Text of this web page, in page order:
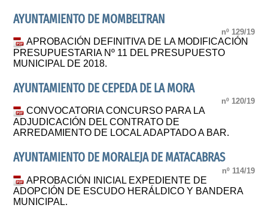
AYUNTAMIENTO DE MOMBELTRAN
nº 129/19
APROBACIÓN DEFINITIVA DE LA MODIFICACIÓN
PRESUPUESTARIA Nº 11 DEL PRESUPUESTO
MUNICIPAL DE 2018.
AYUNTAMIENTO DE CEPEDA DE LA MORA
nº 120/19
CONVOCATORIA CONCURSO PARA LA
ADJUDICACIÓN DEL CONTRATO DE
ARREDAMIENTO DE LOCAL ADAPTADO A BAR.
AYUNTAMIENTO DE MORALEJA DE MATACABRAS
nº 114/19
APROBACIÓN INICIAL EXPEDIENTE DE
ADOPCIÓN DE ESCUDO HERÁLDICO Y BANDERA
MUNICIPAL.